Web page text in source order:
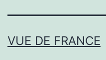
VUE DE FRANCE